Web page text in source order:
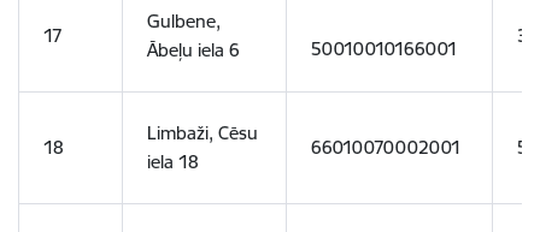
17
Gulbene,
Ābeļu iela 6
50010010166001
18
Limbaži, Cēsu
iela 18
66010070002001